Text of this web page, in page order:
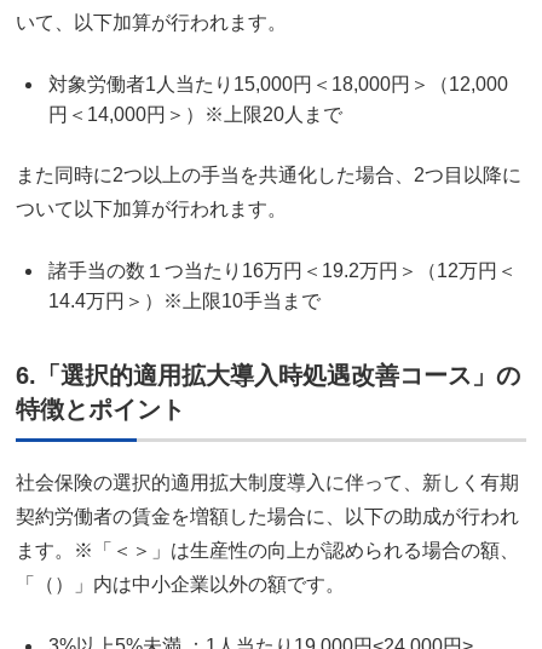
いて、以下加算が行われます。
対象労働者1人当たり15,000円＜18,000円＞（12,000
円＜14,000円＞）※上限20人まで
また同時に2つ以上の手当を共通化した場合、2つ目以降に
ついて以下加算が行われます。
諸手当の数１つ当たり16万円＜19.2万円＞（12万円＜
14.4万円＞）※上限10手当まで
6.「選択的適用拡大導入時処遇改善コース」の
特徴とポイント
社会保険の選択的適用拡大制度導入に伴って、新しく有期
契約労働者の賃金を増額した場合に、以下の助成が行われ
ます。※「＜＞」は生産性の向上が認められる場合の額、
「（）」内は中小企業以外の額です。